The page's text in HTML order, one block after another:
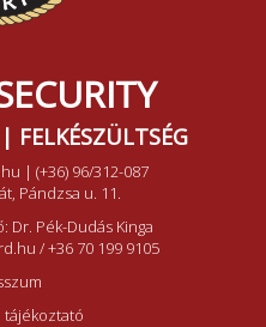
FELKÉSZÜLTSÉG
| (+36) 96/312-087
Pándzsa u. 11.
Dr. Pék-Dudás Kinga
/+36 70 199 9105
tájékoztató